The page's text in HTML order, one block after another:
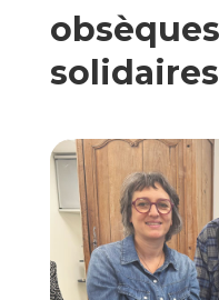
solidaires